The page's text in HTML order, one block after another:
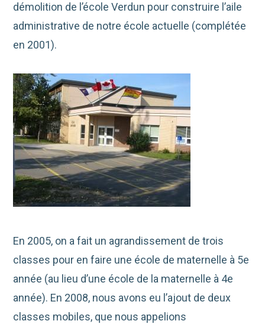
démolition de l’école Verdun pour construire l’aile
administrative de notre école actuelle (complétée
en 2001).
En 2005, on a fait un agrandissement de trois
classes pour en faire une école de maternelle à 5e
année (au lieu d’une école de la maternelle à 4e
année). En 2008, nous avons eu l’ajout de deux
classes mobiles, que nous appelions